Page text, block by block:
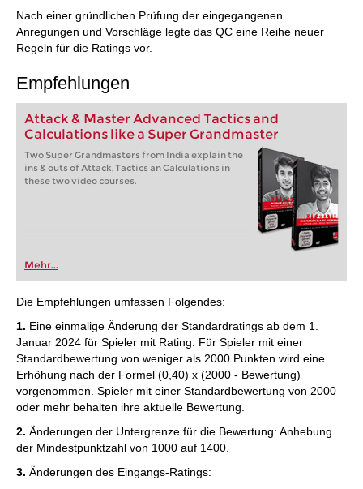
Nach einer gründlichen Prüfung der eingegangenen
Anregungen und Vorschläge legte das QC eine Reihe neuer
Regeln für die Ratings vor.
Empfehlungen
Attack & Master Advanced Tactics and
Calculations like a Super Grandmaster
Two Super Grandmasters from India explain the
ins & outs of Attack, Tactics an Calculations in
these two video courses.
Mehr...
Die Empfehlungen umfassen Folgendes:
1. Eine einmalige Änderung der Standardratings ab dem 1.
Januar 2024 für Spieler mit Rating: Für Spieler mit einer
Standardbewertung von weniger als 2000 Punkten wird eine
Erhöhung nach der Formel (0,40) x (2000 - Bewertung)
vorgenommen. Spieler mit einer Standardbewertung von 2000
oder mehr behalten ihre aktuelle Bewertung.
2. Änderungen der Untergrenze für die Bewertung: Anhebung
der Mindestpunktzahl von 1000 auf 1400.
3. Änderungen des Eingangs-Ratings: